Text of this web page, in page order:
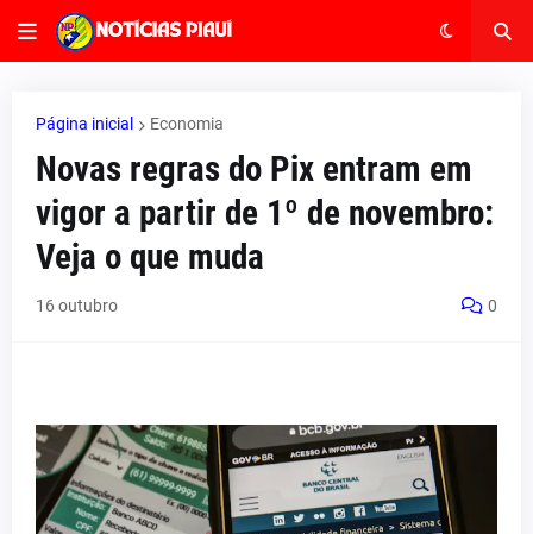
Página inicial Economia
Novas regras do Pix entram em
vigor a partir de 1º de novembro:
Veja o que muda
16 outubro 0